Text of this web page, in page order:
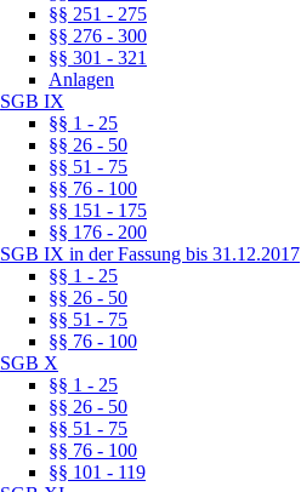
§§ 251 - 275
§§ 276 - 300
§§ 301 - 321
Anlagen
SGB IX
§§ 1 - 25
§§ 26 - 50
§§ 51 - 75
§§ 76 - 100
§§ 151 - 175
§§ 176 - 200
SGB IX in der Fassung bis 31.12.2017
§§ 1 - 25
§§ 26 - 50
§§ 51 - 75
§§ 76 - 100
SGB X
§§ 1 - 25
§§ 26 - 50
§§ 51 - 75
§§ 76 - 100
§§ 101 - 119